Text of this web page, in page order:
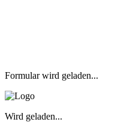
Formular wird geladen...
Wird geladen...